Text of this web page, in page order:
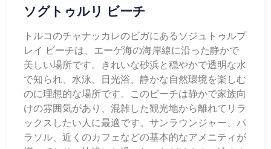
ソグトゥルリ ビーチ
トルコのチャナッカレのビガにあるソジュトゥルプ
レイ ビーチは、エーゲ海の海岸線に沿った静かで
美しい場所です。きれいな砂浜と穏やかで透明な水
で知られ、水泳、日光浴、静かな自然環境を楽しむ
のに理想的な場所です。このビーチは静かで家族向
けの雰囲気があり、混雑した観光地から離れてリラ
ックスしたい人に最適です。サンラウンジャー、パ
ラソル、近くのカフェなどの基本的なアメニティが